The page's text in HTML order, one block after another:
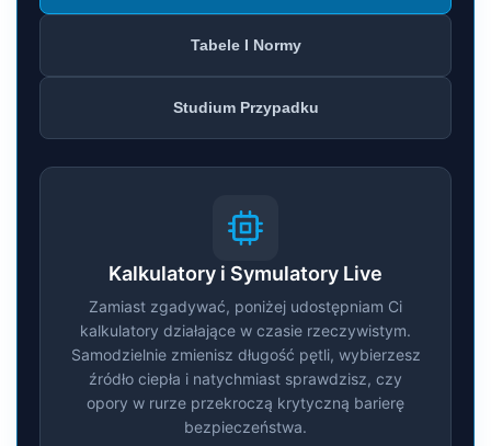
Tabele I Normy
Studium Przypadku
Kalkulatory i Symulatory Live
Zamiast zgadywać, poniżej udostępniam Ci
kalkulatory działające w czasie rzeczywistym.
Samodzielnie zmienisz długość pętli, wybierzesz
źródło ciepła i natychmiast sprawdzisz, czy
opory w rurze przekroczą krytyczną barierę
bezpieczeństwa.